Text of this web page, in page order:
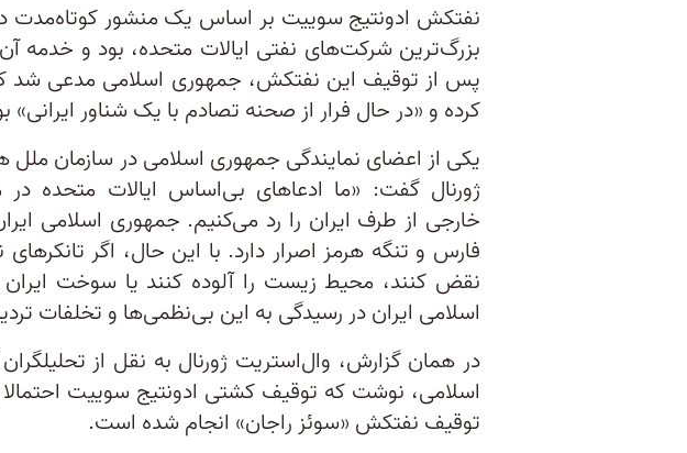
نفتکش ادونتیج سوییت بر اساس یک منشور کوتاه‌مدت
بزرگ‌ترین شرکت‌های نفتی ایالات متحده، بود و خدمه
پس از توقیف این نفتکش، جمهوری اسلامی مدعی شد
کرده و «در حال فرار از صحنه‌ تصادم با یک شناور
یکی از اعضای نمایندگی جمهوری اسلامی در سازمان ملل
ژورنال گفت: «ما ادعاهای بی‌اساس ایالات متحده
خارجی از طرف ایران را رد می‌کنیم. جمهوری اسلامی
فارس و تنگه هرمز اصرار دارد. با این حال، اگر
نقض کنند، محیط زیست را آلوده کنند یا سوخت ایران
اسلامی ایران در رسیدگی به این بی‌نظمی‌ها و تخلفات
در همان گزارش، وال‌استریت ژورنال به نقل از
اسلامی، نوشت که توقیف کشتی ادونتیج سوییت احتمالا
توقیف نفتکش «سوئز راجان» انجام شده است.